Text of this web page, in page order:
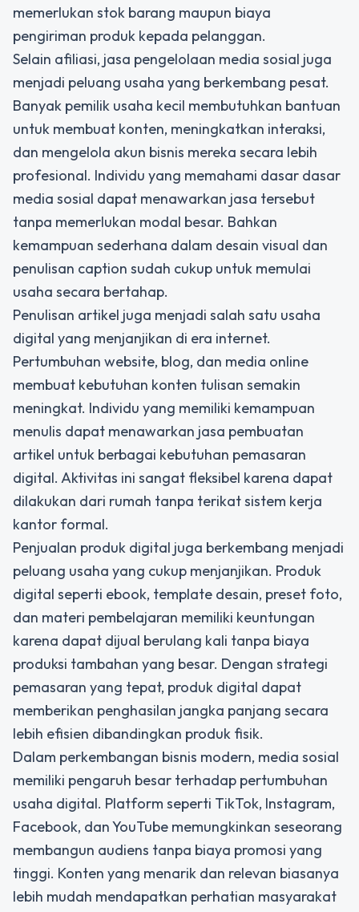
memerlukan stok barang maupun biaya
pengiriman produk kepada pelanggan.
Selain afiliasi, jasa pengelolaan media sosial juga
menjadi peluang usaha yang berkembang pesat.
Banyak pemilik usaha kecil membutuhkan bantuan
untuk membuat konten, meningkatkan interaksi,
dan mengelola akun bisnis mereka secara lebih
profesional. Individu yang memahami dasar dasar
media sosial dapat menawarkan jasa tersebut
tanpa memerlukan modal besar. Bahkan
kemampuan sederhana dalam desain visual dan
penulisan caption sudah cukup untuk memulai
usaha secara bertahap.
Penulisan artikel juga menjadi salah satu usaha
digital yang menjanjikan di era internet.
Pertumbuhan website, blog, dan media online
membuat kebutuhan konten tulisan semakin
meningkat. Individu yang memiliki kemampuan
menulis dapat menawarkan jasa pembuatan
artikel untuk berbagai kebutuhan pemasaran
digital. Aktivitas ini sangat fleksibel karena dapat
dilakukan dari rumah tanpa terikat sistem kerja
kantor formal.
Penjualan produk digital juga berkembang menjadi
peluang usaha yang cukup menjanjikan. Produk
digital seperti ebook, template desain, preset foto,
dan materi pembelajaran memiliki keuntungan
karena dapat dijual berulang kali tanpa biaya
produksi tambahan yang besar. Dengan strategi
pemasaran yang tepat, produk digital dapat
memberikan penghasilan jangka panjang secara
lebih efisien dibandingkan produk fisik.
Dalam perkembangan bisnis modern, media sosial
memiliki pengaruh besar terhadap pertumbuhan
usaha digital. Platform seperti TikTok, Instagram,
Facebook, dan YouTube memungkinkan seseorang
membangun audiens tanpa biaya promosi yang
tinggi. Konten yang menarik dan relevan biasanya
lebih mudah mendapatkan perhatian masyarakat